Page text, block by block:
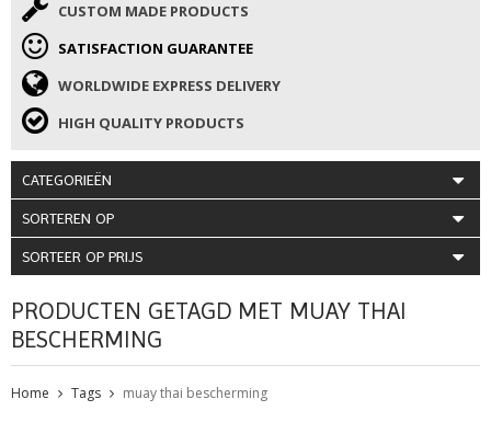
CUSTOM MADE PRODUCTS
SATISFACTION GUARANTEE
WORLDWIDE EXPRESS DELIVERY
HIGH QUALITY PRODUCTS
CATEGORIEËN
SORTEREN OP
SORTEER OP PRIJS
PRODUCTEN GETAGD MET MUAY THAI
BESCHERMING
Home Tags muay thai bescherming